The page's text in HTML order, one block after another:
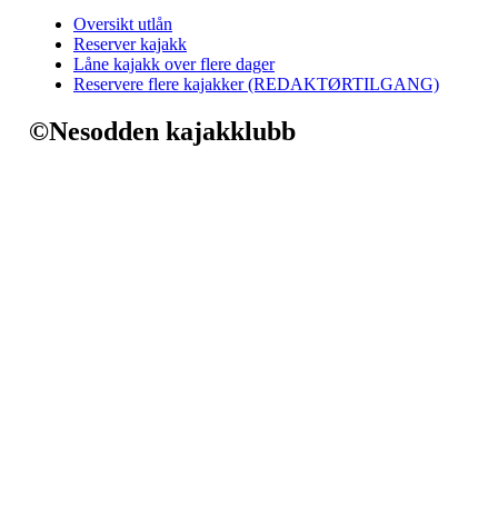
Oversikt utlån
Reserver kajakk
Låne kajakk over flere dager
Reservere flere kajakker (REDAKTØRTILGANG)
©Nesodden kajakklubb